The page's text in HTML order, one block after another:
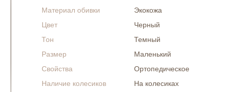
Материал обивки
Экокожа
Цвет
Черный
Тон
Темный
Размер
Маленький
Свойства
Ортопедическое
Наличие колесиков
На колесиках